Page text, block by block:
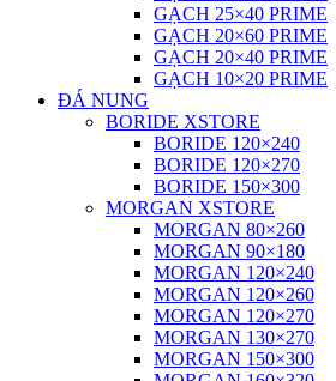
GẠCH 25×40 PRIME
GẠCH 20×60 PRIME
GẠCH 20×40 PRIME
GẠCH 10×20 PRIME
ĐÁ NUNG
BORIDE XSTORE
BORIDE 120×240
BORIDE 120×270
BORIDE 150×300
MORGAN XSTORE
MORGAN 80×260
MORGAN 90×180
MORGAN 120×240
MORGAN 120×260
MORGAN 120×270
MORGAN 130×270
MORGAN 150×300